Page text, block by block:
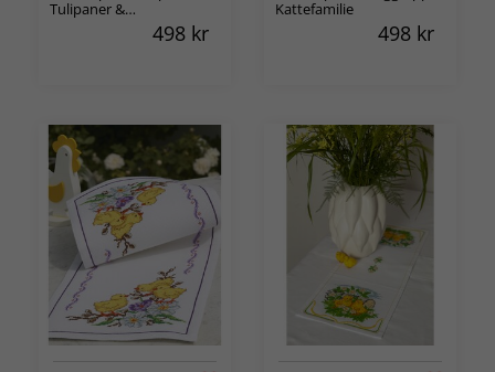
Tulipaner &
stemorsblomster498 kr
Kattefamilie
498 kr